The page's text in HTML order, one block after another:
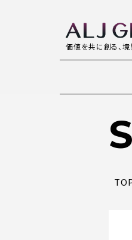
価値を共に創る、